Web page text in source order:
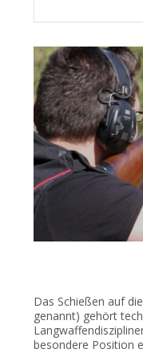
Das Schießen auf die
genannt) gehört
besondere Position